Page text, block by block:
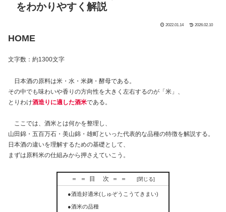
をわかりやすく解説
2022.01.14 2026.02.10
HOME
文字数：約1300文字
日本酒の原料は米・水・米麹・酵母である。
その中でも味わいや香りの方向性を大きく左右するのが「米」、
とりわけ酒造りに適した酒米である。
ここでは、酒米とは何かを整理し、
山田錦・五百万石・美山錦・雄町といった代表的な品種の特徴を解説する。
日本酒の違いを理解するための基礎として、
まずは原料米の仕組みから押さえていこう。
＝＝目 次＝＝
●酒造好適米(しゅぞうこうてきまい)
●酒米の品種